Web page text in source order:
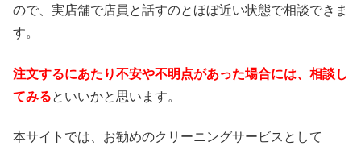
ので、実店舗で店員と話すのとほぼ近い状態で相談できま
す。
注文するにあたり不安や不明点があった場合には、相談し
てみるといいかと思います。
本サイトでは、お勧めのクリーニングサービスとして